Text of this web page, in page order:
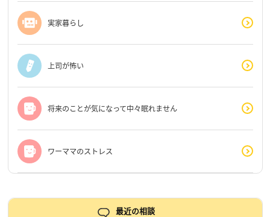
実家暮らし
上司が怖い
将来のことが気になって中々眠れません
ワーママのストレス
最近の相談